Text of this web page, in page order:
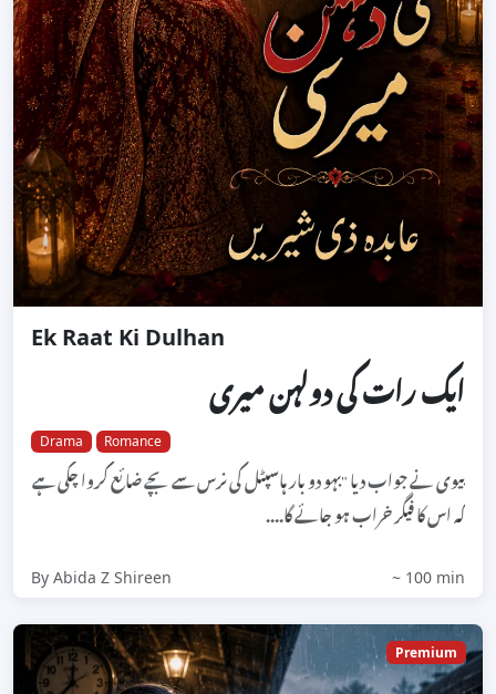
Ek Raat Ki Dulhan
ایک رات کی دولہن میری
Drama Romance
بیوی نے جواب دیا "بہو دو بار ہاسپٹل کی نرس سے بچے ضائع کروا چکی ہے
کہ اس کا فیگر خراب ہو جائے گا....
By Abida Z Shireen ~ 100 min
Premium